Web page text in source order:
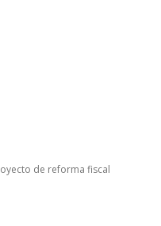
de reforma fiscal